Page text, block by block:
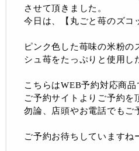
させて頂きました。
今日は、【丸ごと苺のズコ
ピンク色した苺味の米粉の
シュ苺をたっぷりと使用し
こちらはWEB予約対応商品
ご予約サイトよりご予約を
勿論、店頭やお電話でもご
ご予約お待ちしていますね